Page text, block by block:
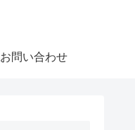
お問い合わせ